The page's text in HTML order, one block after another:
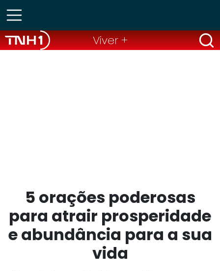
Viver +
5 orações poderosas
para atrair prosperidade
e abundância para a sua
vida